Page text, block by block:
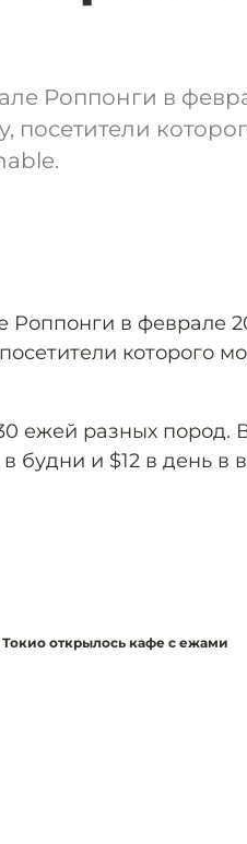
Роппонги в
посетители
Роппонги в феврале
которого
ежей разных пород.
будни и $12 в день в
Токио открылось кафе с ежами